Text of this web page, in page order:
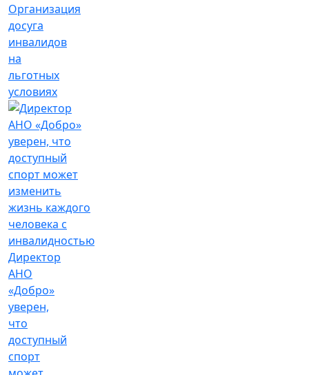
Организация
досуга
инвалидов
на
льготных
условиях
Директор
АНО
«Добро»
уверен,
что
доступный
спорт